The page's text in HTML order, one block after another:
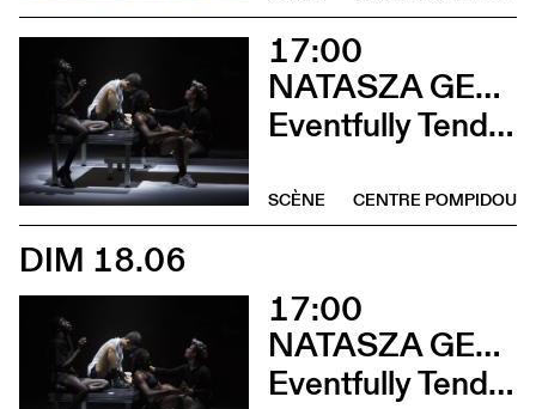
17:00
NATASZA GERLACH
Eventfully Tender
CENTRE POMPIDOU
SCÈNE
DIM 18.06
17:00
NATASZA GERLACH
Eventfully Tender